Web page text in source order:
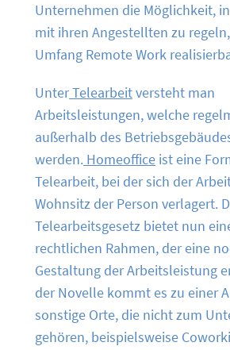
Unternehmen die Möglichkeit,
mit ihren Angestellten zu
Umfang Remote Work
UnterTelearbeitversteht man
Arbeitsleistungen, welche
außerhalb des
werden. Homeoffice ist eine
Telearbeit, bei der sich der
Wohnsitz der Person verlagert.
Telearbeitsgesetz bietet nun
rechtlichen Rahmen, der eine
Gestaltung der Arbeitsleistung
der Novelle kommt es zu einer
sonstige Orte, die nicht zum
gehören, beispielsweise